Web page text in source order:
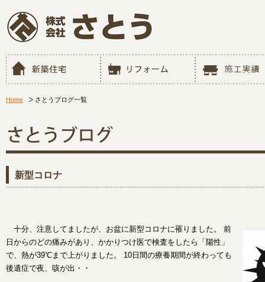
Home さとうブログ一覧
新型コロナ
十分、注意してましたが、お盆に新型コロナに罹りました。 前
日からのどの痛みがあり、かかりつけ医で検査をしたら「陽性」
で、熱が39℃まで上がりました。 10日間の療養期間が終わっても
後遺症で夜、咳が出・・